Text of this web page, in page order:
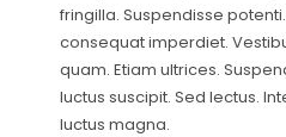
fringilla. Suspendisse
consequat imperdiet.
quam. Etiam ultrices.
luctus suscipit. Sed lectus.
luctus magna.